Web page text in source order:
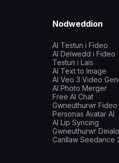
Nodweddion
AI Testun i Fideo
AI Delwedd i Fideo
Testun i Lais
AI Text to Image
AI Veo 3 Video
AI Photo Merger
Free AI Chat
Gwneuthurwr Fideo
Personas Avatar AI
AI Lip Syncing
Gwneuthurwr
Canllaw Seedance